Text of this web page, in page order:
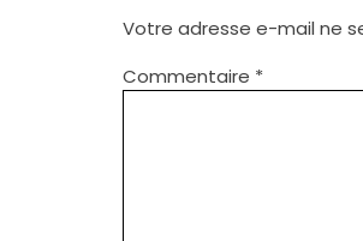
Votre adresse e-mail ne
Commentaire *